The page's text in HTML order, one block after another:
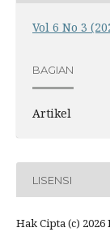
Vol 6 No 3
BAGIAN
Artikel
LISENSI
Hak Cipta (c)